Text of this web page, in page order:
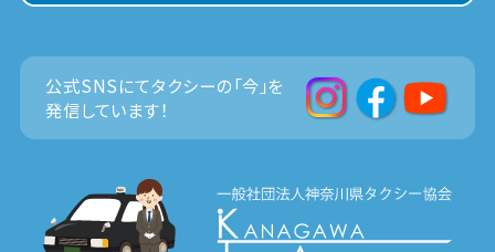
公式SNSにてタクシーの「今」を
発信しています！